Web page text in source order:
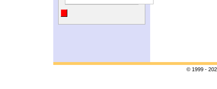
© 1999 -